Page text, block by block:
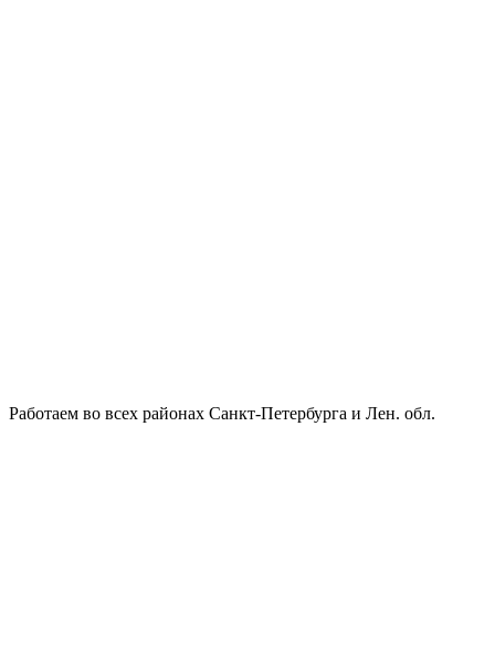
Работаем во всех районах Санкт-Петербурга и Лен. обл.